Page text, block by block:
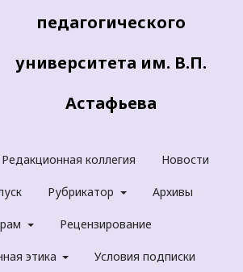
педагогического
университета им. В.П.
Астафьева
Редакционная коллегия Новости
Рубрикатор Архивы
Рецензирование
этика Условия подписки